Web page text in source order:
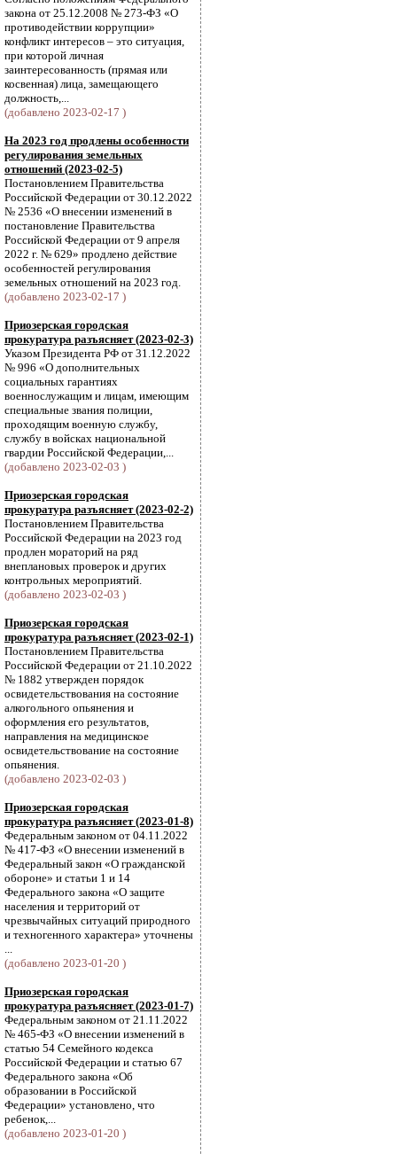
закона от 25.12.2008 № 273-ФЗ «О
противодействии коррупции»
конфликт интересов – это ситуация,
при которой личная
заинтересованность (прямая или
косвенная) лица, замещающего
должность,...
(добавлено 2023-02-17 )
На 2023 год продлены особенности
регулирования земельных
отношений (2023-02-5)
Постановлением Правительства
Российской Федерации от 30.12.2022
№ 2536 «О внесении изменений в
постановление Правительства
Российской Федерации от 9 апреля
2022 г. № 629» продлено действие
особенностей регулирования
земельных отношений на 2023 год.
(добавлено 2023-02-17 )
Приозерская городская
прокуратура разъясняет (2023-02-3)
Указом Президента РФ от 31.12.2022
№ 996 «О дополнительных
социальных гарантиях
военнослужащим и лицам, имеющим
специальные звания полиции,
проходящим военную службу,
службу в войсках национальной
гвардии Российской Федерации,...
(добавлено 2023-02-03 )
Приозерская городская
прокуратура разъясняет (2023-02-2)
Постановлением Правительства
Российской Федерации на 2023 год
продлен мораторий на ряд
внеплановых проверок и других
контрольных мероприятий.
(добавлено 2023-02-03 )
Приозерская городская
прокуратура разъясняет (2023-02-1)
Постановлением Правительства
Российской Федерации от 21.10.2022
№ 1882 утвержден порядок
освидетельствования на состояние
алкогольного опьянения и
оформления его результатов,
направления на медицинское
освидетельствование на состояние
опьянения.
(добавлено 2023-02-03 )
Приозерская городская
прокуратура разъясняет (2023-01-8)
Федеральным законом от 04.11.2022
№ 417-ФЗ «О внесении изменений в
Федеральный закон «О гражданской
обороне» и статьи 1 и 14
Федерального закона «О защите
населения и территорий от
чрезвычайных ситуаций природного
и техногенного характера» уточнены
...
(добавлено 2023-01-20 )
Приозерская городская
прокуратура разъясняет (2023-01-7)
Федеральным законом от 21.11.2022
№ 465-ФЗ «О внесении изменений в
статью 54 Семейного кодекса
Российской Федерации и статью 67
Федерального закона «Об
образовании в Российской
Федерации» установлено, что
ребенок,...
(добавлено 2023-01-20 )